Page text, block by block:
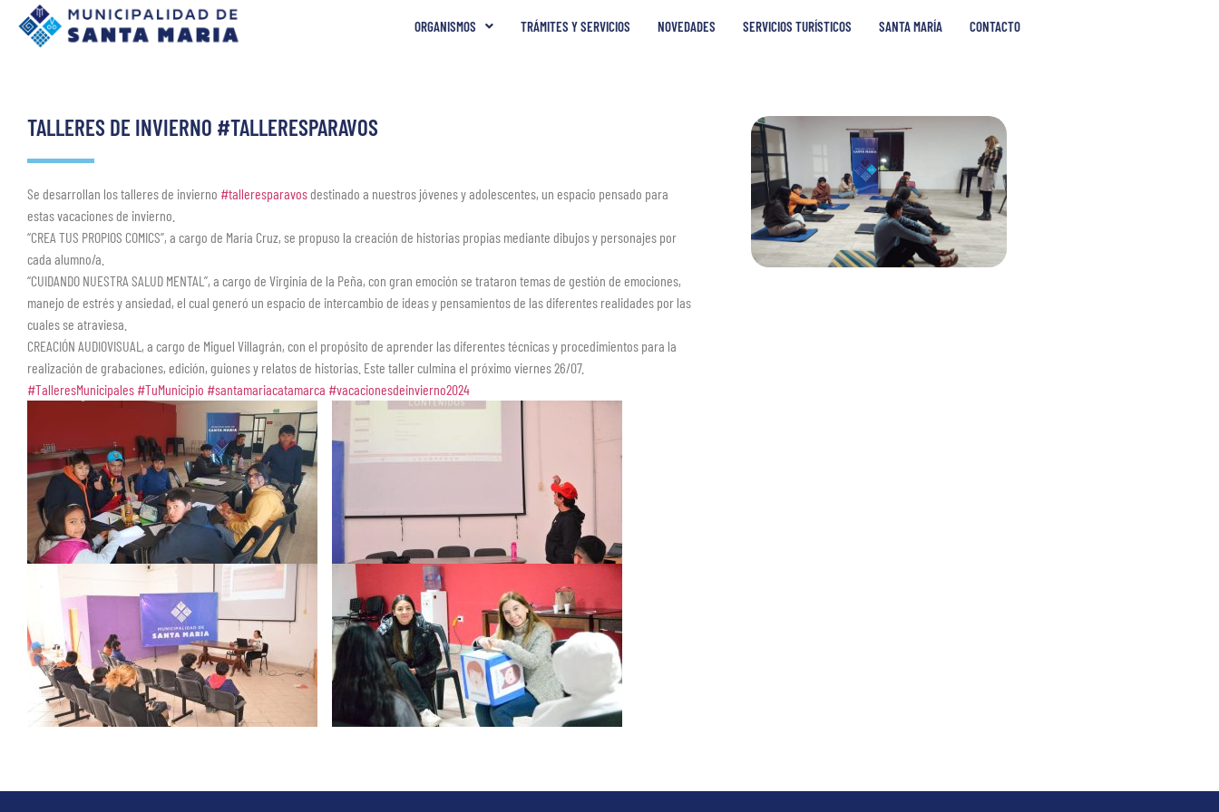
ORGANISMOS TRÁMITES Y SERVICIOS NOVEDADES SERVICIOS TURÍSTICOS SANTA MARÍA CONTACTO
TALLERES DE INVIERNO #TALLERESPARAVOS
Se desarrollan los talleres de invierno #talleresparavosdestinado a nuestros jóvenes y adolescentes, un espacio pensado para
estas vacaciones de invierno.
“CREA TUS PROPIOS COMICS”, a cargo de María Cruz, se propuso la creación de historias propias mediante dibujos y personajes por
cada alumno/a.
“CUIDANDO NUESTRA SALUD MENTAL”, a cargo de Virginia de la Peña, con gran emoción se trataron temas de gestión de emociones,
manejo de estrés y ansiedad, el cual generó un espacio de intercambio de ideas y pensamientos de las diferentes realidades por las
cuales se atraviesa.
CREACIÓN AUDIOVISUAL, a cargo de Miguel Villagrán, con el propósito de aprender las diferentes técnicas y procedimientos para la
realización de grabaciones, edición, guiones y relatos de historias. Este taller culmina el próximo viernes 26/07.
#TalleresMunicipales #TuMunicipio #santamariacatamarca #vacacionesdeinvierno2024